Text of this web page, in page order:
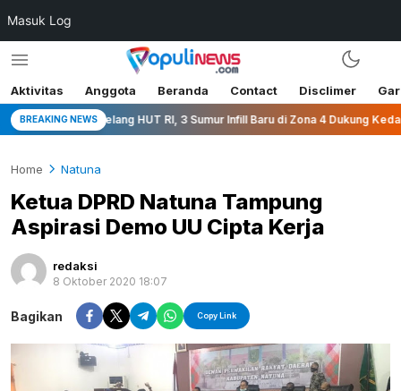
Masuk Log
Aktivitas Anggota Beranda Contact Disclimer
BREAKING NEWS
Jelang HUT RI, 3 Sumur Infill Baru di Zona 4 Dukung Kedaulatan Energi
Home Natuna
Ketua DPRD Natuna Tampung
Aspirasi Demo UU Cipta Kerja
redaksi
8 Oktober 2020 18:07
Bagikan Copy Link